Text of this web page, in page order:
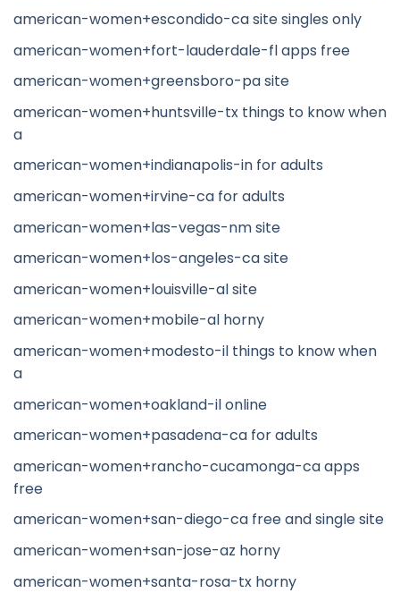
american-women+escondido-ca site singles only
american-women+fort-lauderdale-fl apps free
american-women+greensboro-pa site
american-women+huntsville-tx things to know when
a
american-women+indianapolis-in for adults
american-women+irvine-ca for adults
american-women+las-vegas-nm site
american-women+los-angeles-ca site
american-women+louisville-al site
american-women+mobile-al horny
american-women+modesto-il things to know when
a
american-women+oakland-il online
american-women+pasadena-ca for adults
american-women+rancho-cucamonga-ca apps
free
american-women+san-diego-ca free and single site
american-women+san-jose-az horny
american-women+santa-rosa-tx horny